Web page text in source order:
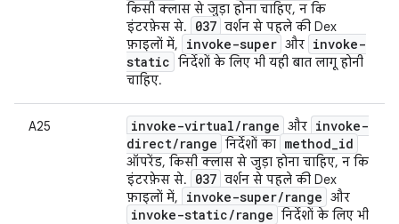
किसी क्लास से जुड़ा होना चाहिए, न कि
इंटरफ़ेस से.
037 वर्शन से पहले की Dex
फ़ाइलों में,
invoke-super और invoke-
static निर्देशों के लिए भी यही बात लागू होनी
चाहिए.
A25 invoke-virtual/range और invoke-
direct/range निर्देशों का method_id
ऑपरेंड, किसी क्लास से जुड़ा होना चाहिए, न कि
इंटरफ़ेस से.
037 वर्शन से पहले की Dex
फ़ाइलों में,
invoke-super/range और
invoke-static/range निर्देशों के लिए भी